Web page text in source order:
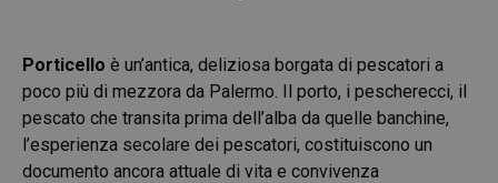
Porticello è un’antica, deliziosa borgata di pescatori a
poco più di mezzora da Palermo. Il porto, i pescherecci, il
pescato che transita prima dell’alba da quelle banchine,
l’esperienza secolare dei pescatori, costituiscono un
documento ancora attuale di vita e convivenza